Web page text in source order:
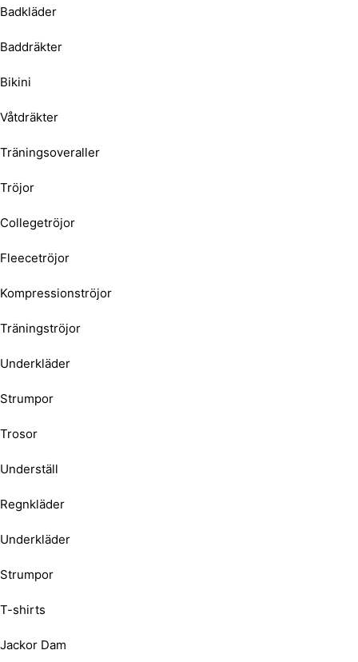
Badkläder
Baddräkter
Bikini
Våtdräkter
Träningsoveraller
Tröjor
Collegetröjor
Fleecetröjor
Kompressionströjor
Träningströjor
Underkläder
Strumpor
Trosor
Underställ
Regnkläder
Underkläder
Strumpor
T-shirts
Jackor Dam